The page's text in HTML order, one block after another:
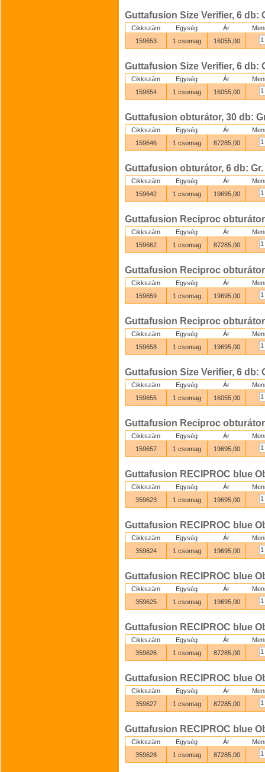
Guttafusion Size Verifier, 6 db:
Cikkszám Egység Ár
159653
1 csomag 16055,00
Guttafusion Size Verifier, 6 db:
Cikkszám Egység Ár
159654
1 csomag 16055,00
Guttafusion obturátor, 30 db:
Cikkszám Egység Ár
159646
1 csomag 87285,00
Guttafusion obturátor, 6 db: Gr.
Cikkszám Egység Ár
159642
1 csomag 19695,00
Guttafusion Reciproc
Cikkszám Egység Ár
159662
1 csomag 87285,00
Guttafusion Reciproc
Cikkszám Egység Ár
159659
1 csomag 19695,00
Guttafusion Reciproc
Cikkszám Egység Ár
159658
1 csomag 19695,00
Guttafusion Size Verifier, 6 db:
Cikkszám Egység Ár
159655
1 csomag 16055,00
Guttafusion Reciproc
Cikkszám Egység Ár
159657
1 csomag 19695,00
Guttafusion RECIPROC blue
Cikkszám Egység Ár
359623
1 csomag 19695,00
Guttafusion RECIPROC blue
Cikkszám Egység Ár
359624
1 csomag 19695,00
Guttafusion RECIPROC blue
Cikkszám Egység Ár
359625
1 csomag 19695,00
Guttafusion RECIPROC blue
Cikkszám Egység Ár
359626
1 csomag 87285,00
Guttafusion RECIPROC blue
Cikkszám Egység Ár
359627
1 csomag 87285,00
Guttafusion RECIPROC blue
Cikkszám Egység Ár
359628
1 csomag 87285,00